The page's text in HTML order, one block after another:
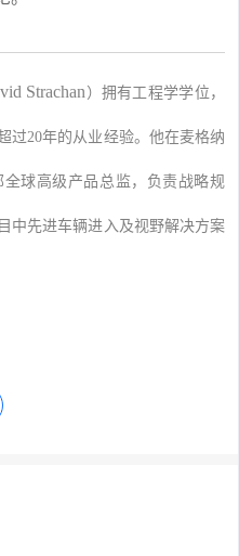
Strachan ）拥有工程学学位，
过20年的从业经验。他在麦格纳
球高级产品总监，负责战略规
中先进车辆进入及视野解决方案